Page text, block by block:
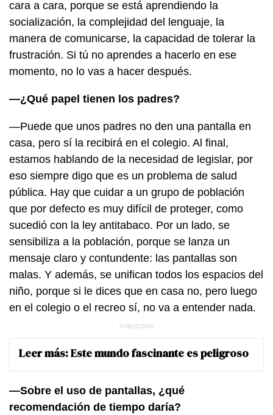
cara a cara, porque se está aprendiendo la
socialización, la complejidad del lenguaje, la
manera de comunicarse, la capacidad de tolerar la
frustración. Si tú no aprendes a hacerlo en ese
momento, no lo vas a hacer después.
—¿Qué papel tienen los padres?
—Puede que unos padres no den una pantalla en
casa, pero sí la recibirá en el colegio. Al final,
estamos hablando de la necesidad de legislar, por
eso siempre digo que es un problema de salud
pública. Hay que cuidar a un grupo de población
que por defecto es muy difícil de proteger, como
sucedió con la ley antitabaco. Por un lado, se
sensibiliza a la población, porque se lanza un
mensaje claro y contundente: las pantallas son
malas. Y además, se unifican todos los espacios del
niño, porque si le dices que en casa no, pero luego
en el colegio o el recreo sí, no va a entender nada.
Leer más:Este mundo fascinante es peligroso
—Sobre el uso de pantallas, ¿qué
recomendación de tiempo daría?